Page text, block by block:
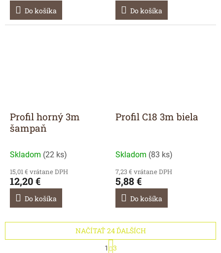
Do košíka Do košíka
Profil horný 3m
šampaň
Skladom (22 ks)
15,01 € vrátane DPH
12,20 €
Do košíka
Profil C18 3m biela
Skladom (83 ks)
7,23 € vrátane DPH
5,88 €
Do košíka
NAČÍTAŤ 24 ĎALŠÍCH
S
1 3